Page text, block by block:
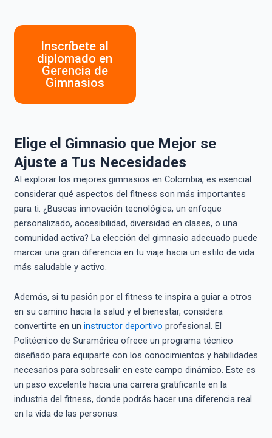
Inscríbete al
diplomado en
Gerencia de
Gimnasios
Elige el Gimnasio que Mejor se
Ajuste a Tus Necesidades
Al explorar los mejores gimnasios en Colombia, es esencial
considerar qué aspectos del fitness son más importantes
para ti. ¿Buscas innovación tecnológica, un enfoque
personalizado, accesibilidad, diversidad en clases, o una
comunidad activa? La elección del gimnasio adecuado puede
marcar una gran diferencia en tu viaje hacia un estilo de vida
más saludable y activo.
Además, si tu pasión por el fitness te inspira a guiar a otros
en su camino hacia la salud y el bienestar, considera
convertirte en un instructor deportivo profesional. El
Politécnico de Suramérica ofrece un programa técnico
diseñado para equiparte con los conocimientos y habilidades
necesarios para sobresalir en este campo dinámico. Este es
un paso excelente hacia una carrera gratificante en la
industria del fitness, donde podrás hacer una diferencia real
en la vida de las personas.